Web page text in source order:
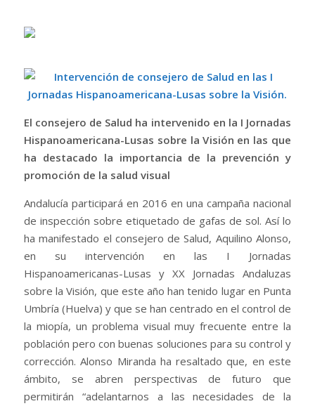
El consejero de Salud ha intervenido en la I Jornadas
Hispanoamericana-Lusas sobre la Visión en las que
ha destacado la importancia de la prevención y
promoción de la salud visual
Andalucía participará en 2016 en una campaña nacional
de inspección sobre etiquetado de gafas de sol. Así lo
ha manifestado el consejero de Salud, Aquilino Alonso,
en su intervención en las I Jornadas
Hispanoamericanas-Lusas y XX Jornadas Andaluzas
sobre la Visión, que este año han tenido lugar en Punta
Umbría (Huelva) y que se han centrado en el control de
la miopía, un problema visual muy frecuente entre la
población pero con buenas soluciones para su control y
corrección. Alonso Miranda ha resaltado que, en este
ámbito, se abren perspectivas de futuro que
permitirán “adelantarnos a las necesidades de la